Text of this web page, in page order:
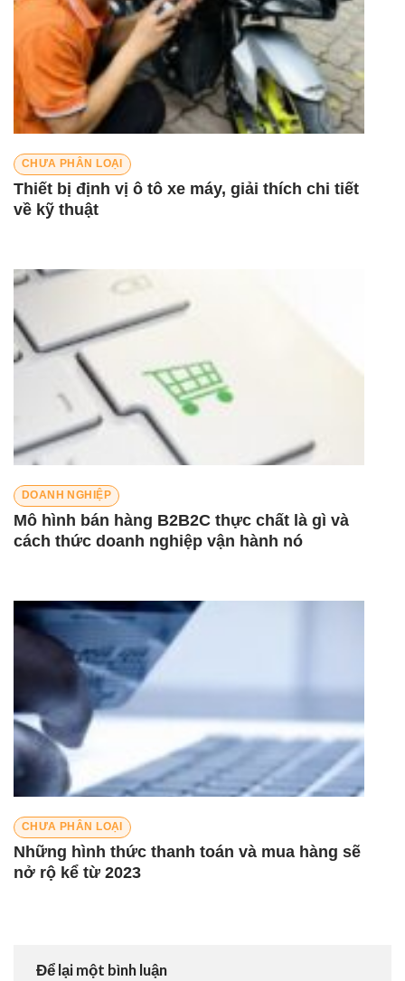
CHƯA PHÂN LOẠI
Thiết bị định vị ô tô xe máy, giải thích chi tiết
về kỹ thuật
DOANH NGHIỆP
Mô hình bán hàng B2B2C thực chất là gì và
cách thức doanh nghiệp vận hành nó
CHƯA PHÂN LOẠI
Những hình thức thanh toán và mua hàng sẽ
nở rộ kể từ 2023
Để lại một bình luận